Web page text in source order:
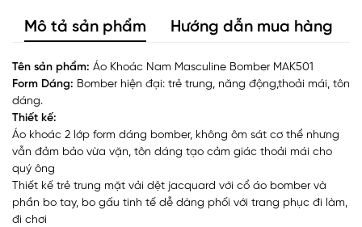
Mô tả sản phẩm Hướng dẫn mua hàng
Tên sản phẩm: Áo Khoác Nam Masculine Bomber MAK501
Form Dáng: Bomber hiện đại: trẻ trung, năng động,thoải mái, tôn
dáng.
Thiết kế:
Áo khoác 2 lớp form dáng bomber, không ôm sát cơ thể nhưng
vẫn đảm bảo vừa vặn, tôn dáng tạo cảm giác thoải mái cho
quý ông
Thiết kế trẻ trung mặt vải dệt jacquard với cổ áo bomber và
phần bo tay, bo gấu tinh tế dễ dàng phối với trang phục đi làm,
đi chơi